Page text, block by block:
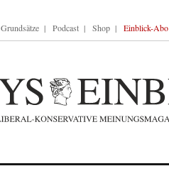
Grundsätze Podcast Shop Einblick-Abo